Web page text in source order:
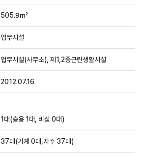
505.9㎡
업무시설
업무시설(사무소), 제1,2종근린생활시설
2012.07.16
1 대(승용 1대, 비상 0대)
37대(기계 0대,자주 37대)